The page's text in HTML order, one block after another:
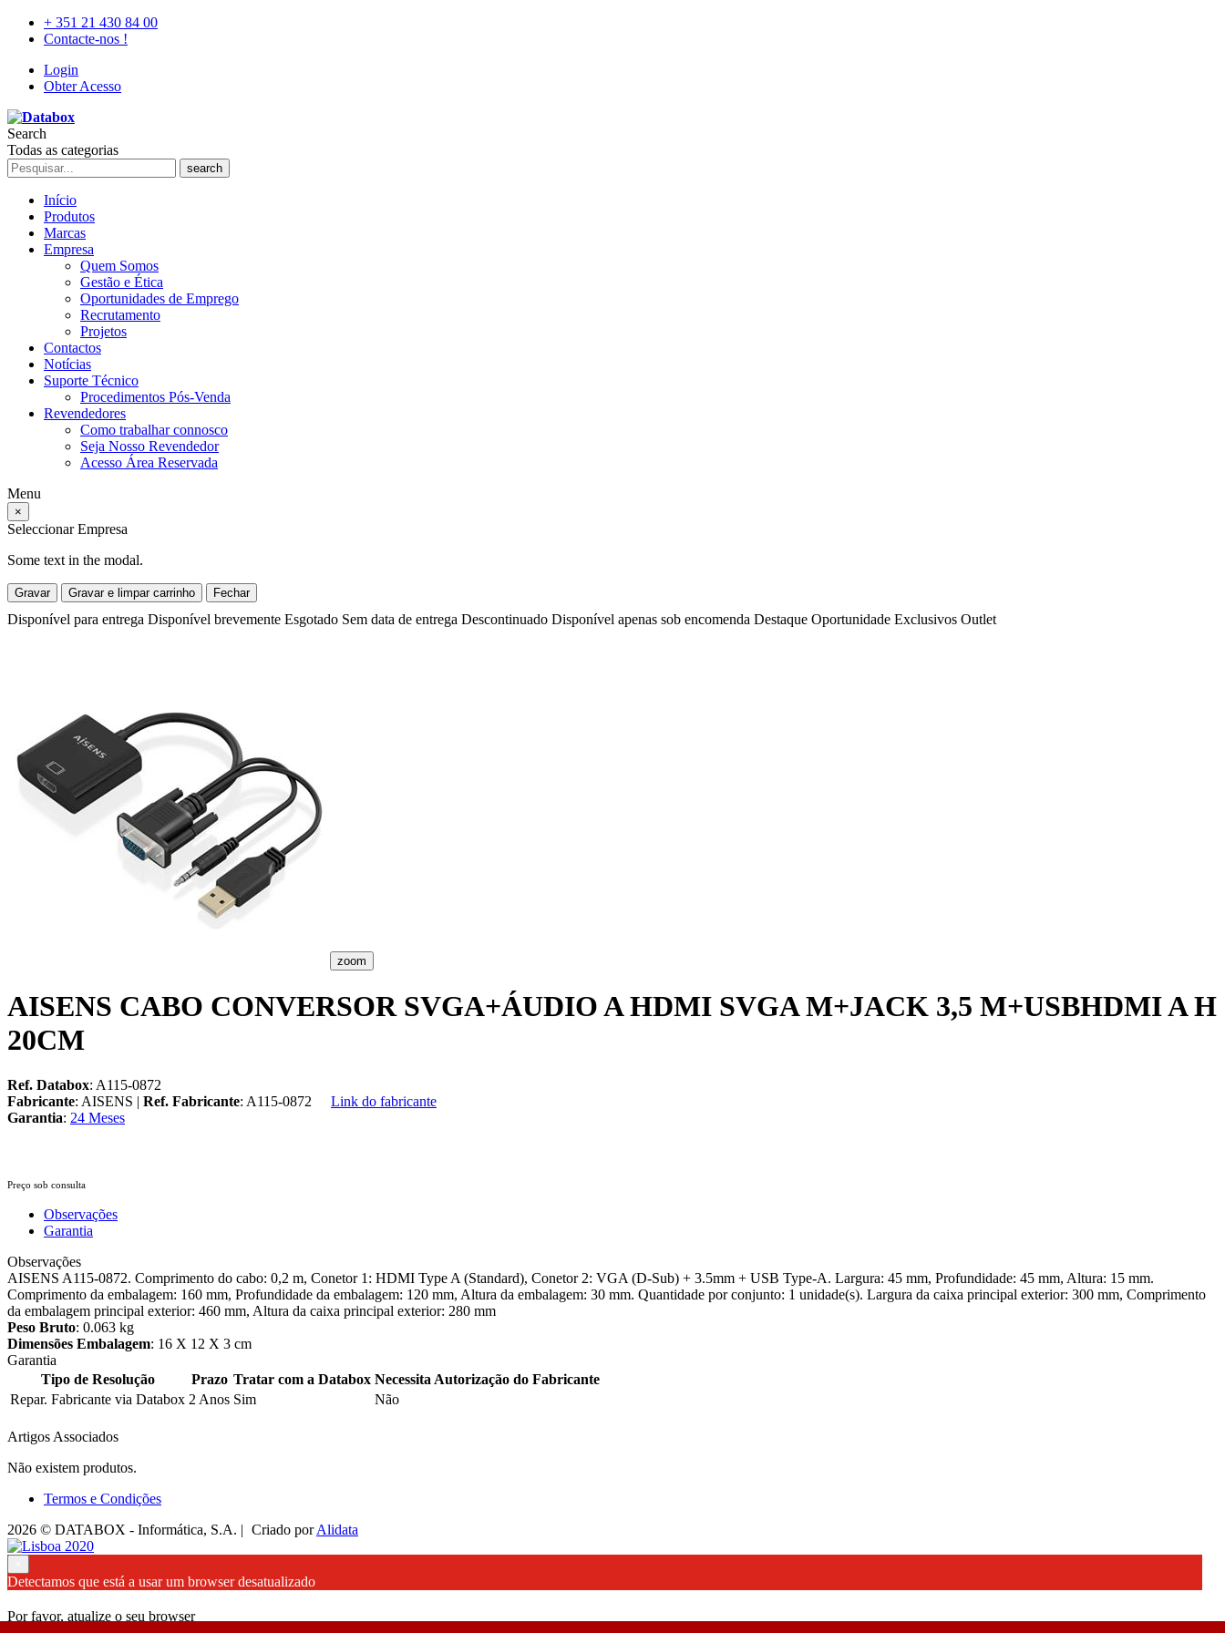
+ 351 21 430 84 00
Contacte-nos !
Login
Obter Acesso
Search
Todas as categorias
search
Início
Produtos
Marcas
Empresa
Quem Somos
Gestão e Ética
Oportunidades de Emprego
Recrutamento
Projetos
Contactos
Notícias
Suporte Técnico
Procedimentos Pós-Venda
Revendedores
Como trabalhar connosco
Seja Nosso Revendedor
Acesso Área Reservada
Menu
×
Seleccionar Empresa
Some text in the modal.
Gravar Gravar e limpar carrinho Fechar
Disponível para entrega Disponível brevemente Esgotado Sem data de entrega Descontinuado Disponível apenas sob encomenda Destaque Oportunidade Exclusivos Outlet
zoom
AISENS CABO CONVERSOR SVGA+ÁUDIO A HDMI SVGA M+JACK 3,5 M+USBHDMI A H
20CM
Ref. Databox: A115-0872
Fabricante: AISENS | Ref. Fabricante: A115-0872
Link do fabricante
Garantia: 24 Meses
Preço sob consulta
Observações
Garantia
Observações
AISENS A115-0872. Comprimento do cabo: 0,2 m, Conetor 1: HDMI Type A (Standard), Conetor 2: VGA (D-Sub) + 3.5mm + USB Type-A. Largura: 45 mm, Profundidade: 45 mm, Altura: 15 mm.
Comprimento da embalagem: 160 mm, Profundidade da embalagem: 120 mm, Altura da embalagem: 30 mm. Quantidade por conjunto: 1 unidade(s). Largura da caixa principal exterior: 300 mm, Comprimento
da embalagem principal exterior: 460 mm, Altura da caixa principal exterior: 280 mm
Peso Bruto: 0.063 kg
Dimensões Embalagem: 16 X 12 X 3 cm
Garantia
Tipo de Resolução
Prazo Tratar com a Databox Necessita Autorização do Fabricante
Repar. Fabricante via Databox 2 Anos Sim Não
Artigos Associados
Não existem produtos.
Termos e Condições
2026 © DATABOX - Informática, S.A. | Criado porAlidata
Detectamos que está a usar um browser desatualizado
Por favor, atualize o seu browser